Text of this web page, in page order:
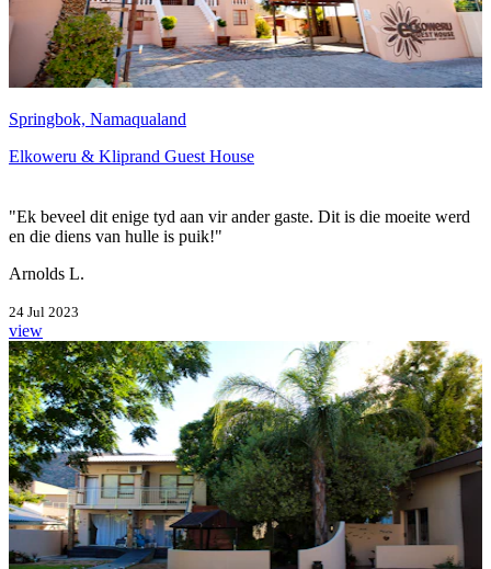
Springbok, Namaqualand
Elkoweru & Kliprand Guest House
"Ek beveel dit enige tyd aan vir ander gaste. Dit is die moeite werd
en die diens van hulle is puik!"
Arnolds L.
24 Jul 2023
view